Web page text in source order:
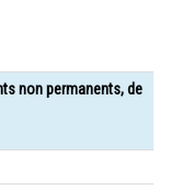
non permanents, de